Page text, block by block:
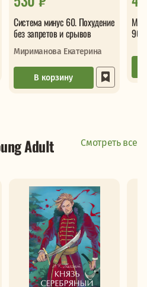
Система минус 60. Похудение
без запретов и срывов
Мириманова Екатерина
В корзину
Мой
90
Adult Смотреть все